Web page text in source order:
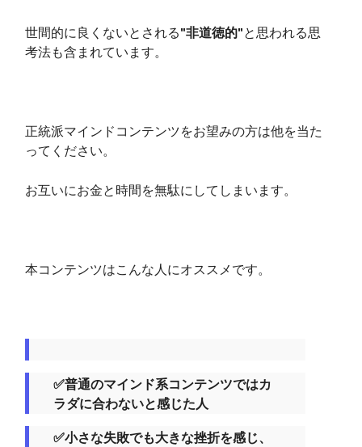
世間的に良くないとされる"非道徳的"と思われる思
考法も含まれています。
正統派マインドコンテンツをお望みの方は他を当た
ってください。
お互いにお金と時間を無駄にしてしまいます。
本コンテンツはこんな人にオススメです。
✅普通のマインド系コンテンツではカ
ラダに合わないと感じた人
✅小さな失敗でも大きな挫折を感じ、